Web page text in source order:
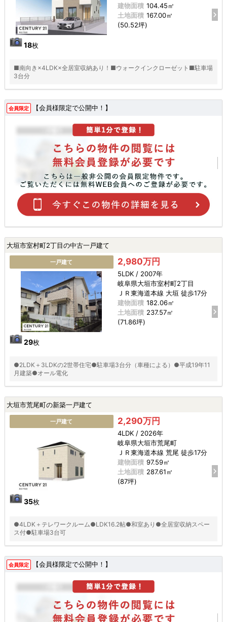
18枚
建物面積 104.45㎡
土地面積 167.00㎡
(50.52坪)
■南向き×4LDK×全居室収納あり！■ウォークインクローゼット■駐車場
3台分
会員限定 【会員様限定で公開中！】
大垣市室村町2丁目の中古一戸建て
一戸建て
29枚
2,980万円
5LDK / 2007年
岐阜県大垣市室村町2丁目
ＪＲ東海道本線 大垣 徒歩17分
建物面積 182.06㎡
土地面積 237.57㎡
(71.86坪)
●2LDK＋3LDKの2世帯住宅●駐車場3台分（車種による）●平成19年11
月建築●オール電化
大垣市荒尾町の新築一戸建て
一戸建て
35枚
2,290万円
4LDK / 2026年
岐阜県大垣市荒尾町
ＪＲ東海道本線 荒尾 徒歩17分
建物面積 97.59㎡
土地面積 287.61㎡
(87坪)
●4LDK＋テレワークルーム●LDK16.2帖●和室あり●全居室収納スペー
ス付●駐車場3台可
会員限定 【会員様限定で公開中！】